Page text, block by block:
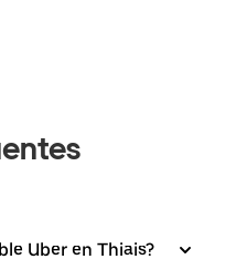
Uber en Thiais?